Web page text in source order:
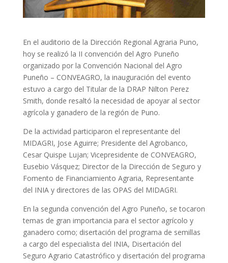
En el auditorio de la Dirección Regional Agraria Puno,
hoy se realizó la II convención del Agro Puneño
organizado por la Convención Nacional del Agro
Puneño – CONVEAGRO, la inauguración del evento
estuvo a cargo del Titular de la DRAP Nilton Perez
Smith, donde resaltó la necesidad de apoyar al sector
agrícola y ganadero de la región de Puno.
De la actividad participaron el representante del
MIDAGRI, Jose Aguirre; Presidente del Agrobanco,
Cesar Quispe Lujan; Vicepresidente de CONVEAGRO,
Eusebio Vásquez; Director de la Dirección de Seguro y
Fomento de Financiamiento Agraria, Representante
del INIA y directores de las OPAS del MIDAGRI.
En la segunda convención del Agro Puneño, se tocaron
temas de gran importancia para el sector agrícolo y
ganadero como; disertación del programa de semillas
a cargo del especialista del INIA, Disertación del
Seguro Agrario Catastrófico y disertación del programa